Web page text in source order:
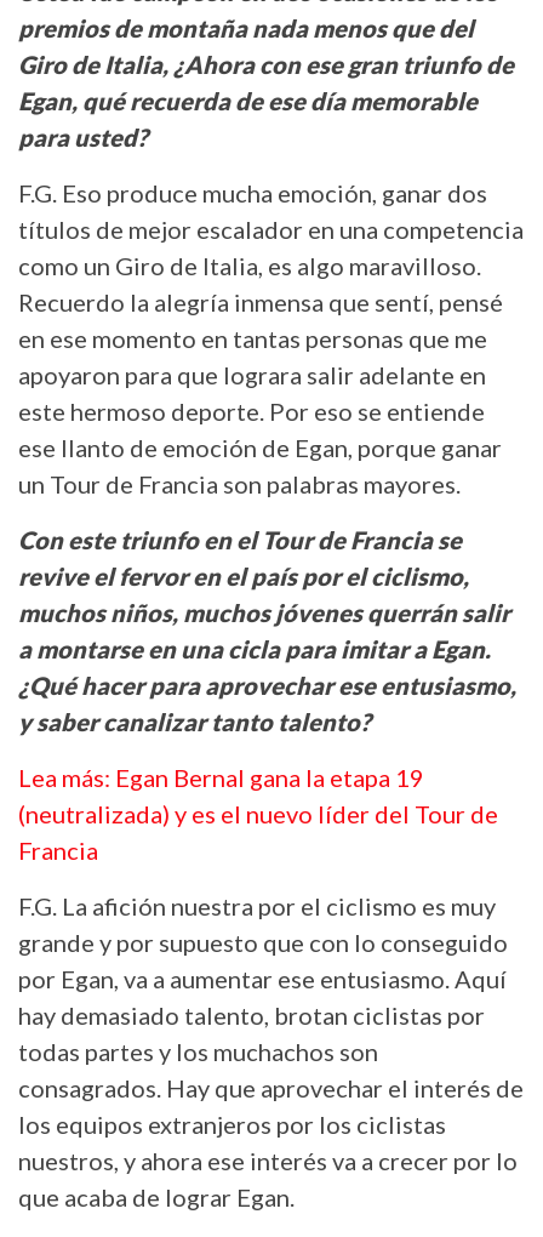
premios de montaña nada menos que del
Giro de Italia, ¿Ahora con ese gran triunfo de
Egan, qué recuerda de ese día memorable
para usted?
F.G. Eso produce mucha emoción, ganar dos
títulos de mejor escalador en una competencia
como un Giro de Italia, es algo maravilloso.
Recuerdo la alegría inmensa que sentí, pensé
en ese momento en tantas personas que me
apoyaron para que lograra salir adelante en
este hermoso deporte. Por eso se entiende
ese llanto de emoción de Egan, porque ganar
un Tour de Francia son palabras mayores.
Con este triunfo en el Tour de Francia se
revive el fervor en el país por el ciclismo,
muchos niños, muchos jóvenes querrán salir
a montarse en una cicla para imitar a Egan.
¿Qué hacer para aprovechar ese entusiasmo,
y saber canalizar tanto talento?
Lea más: Egan Bernal gana la etapa 19
(neutralizada) y es el nuevo líder del Tour de
Francia
F.G. La afición nuestra por el ciclismo es muy
grande y por supuesto que con lo conseguido
por Egan, va a aumentar ese entusiasmo. Aquí
hay demasiado talento, brotan ciclistas por
todas partes y los muchachos son
consagrados. Hay que aprovechar el interés de
los equipos extranjeros por los ciclistas
nuestros, y ahora ese interés va a crecer por lo
que acaba de lograr Egan.